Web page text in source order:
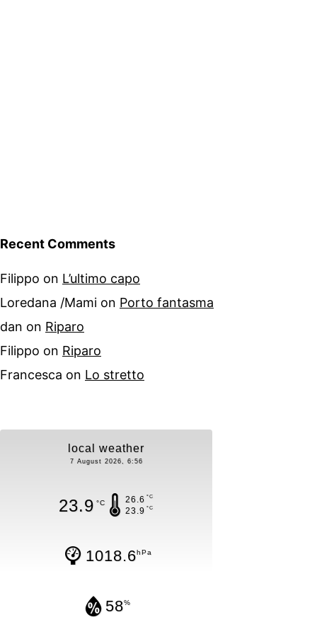
Recent Comments
Filippo on L’ultimo capo
Loredana /Mami on Porto fantasma
dan on Riparo
Filippo on Riparo
Francesca on Lo stretto
local weather
7 August 2026, 6:56
23.9 °C 26.6 °C
23.9 °C
1018.6hPa
58%